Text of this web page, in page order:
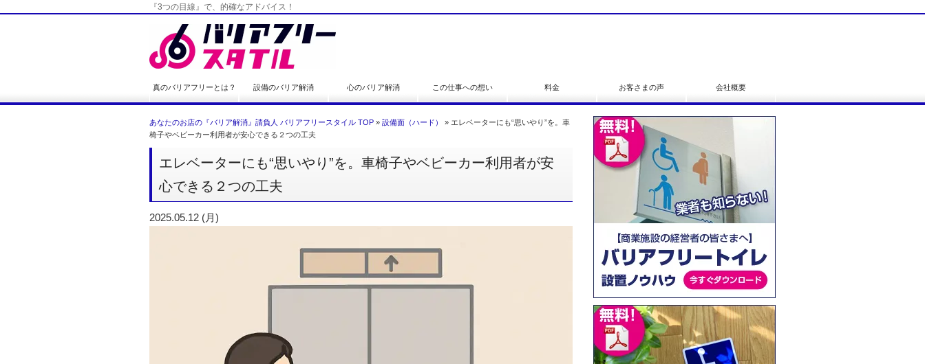
『3つの目線』で、的確なアドバイス！
真のバリアフリーとは？ 設備のバリア解消 心のバリア解消 この仕事への想い 料金 お客さまの声 会社概要
あなたのお店の『バリア解消』請負人 バリアフリースタイル TOP » 設備面（ハード） » エレベーターにも“思いやり”を。車
椅子やベビーカー利用者が安心できる２つの工夫
エレベーターにも“思いやり”を。車椅子やベビーカー利用者が安
心できる２つの工夫
2025.05.12 (月)